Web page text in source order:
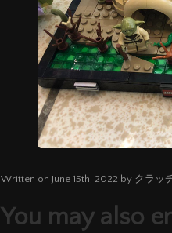
Written on June 15th, 2022 by クラッ
You may also